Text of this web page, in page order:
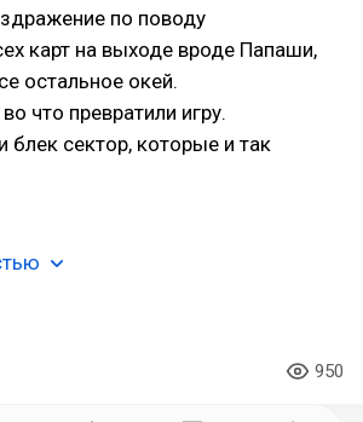
по поводу
карт на выходе вроде Папаши,
остальное окей.
что превратили игру.
блек сектор, которые и так
950